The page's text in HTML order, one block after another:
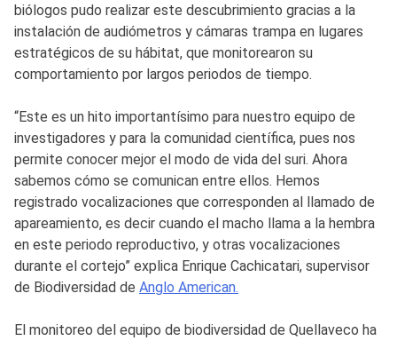
biólogos pudo realizar este descubrimiento gracias a la
instalación de audiómetros y cámaras trampa en lugares
estratégicos de su hábitat, que monitorearon su
comportamiento por largos periodos de tiempo.
“Este es un hito importantísimo para nuestro equipo de
investigadores y para la comunidad científica, pues nos
permite conocer mejor el modo de vida del suri. Ahora
sabemos cómo se comunican entre ellos. Hemos
registrado vocalizaciones que corresponden al llamado de
apareamiento, es decir cuando el macho llama a la hembra
en este periodo reproductivo, y otras vocalizaciones
durante el cortejo” explica Enrique Cachicatari, supervisor
de Biodiversidad de Anglo American.
El monitoreo del equipo de biodiversidad de Quellaveco ha